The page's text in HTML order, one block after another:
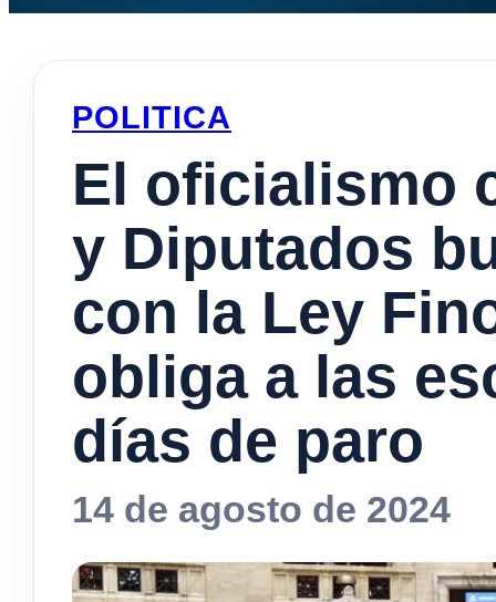
POLITICA
El oficialismo
y Diputados
con la Ley
obliga a las
días de paro
14 de agosto de 2024